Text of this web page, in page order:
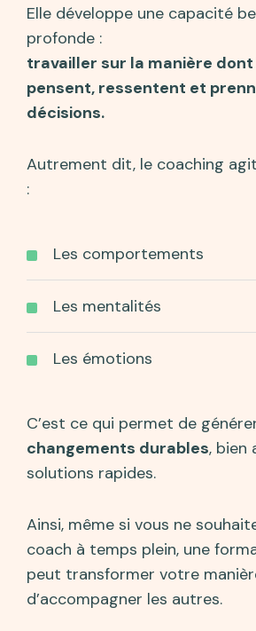
Elle développe une capacité
profonde :
travailler sur la manière
pensent, ressentent et
décisions.
Autrement dit, le coaching
:
Les comportements
Les mentalités
Les émotions
C’est ce qui permet de
changements durables, bien
solutions rapides.
Ainsi, même si vous ne
coach à temps plein, une
peut transformer votre
d’accompagner les autres.